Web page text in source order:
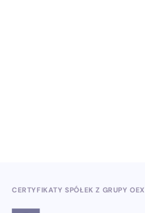
CERTYFIKATY SPÓŁEK Z GRUPY OEX